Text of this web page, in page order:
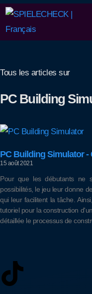
Tous les articles sur
PC Building
PC Building Simulator
15 août 2021
Pour que les débutants ne
possibilités, le jeu leur donne
qui leur facilitent la tâche.
tutoriel pour la construction
détaillée le processus de